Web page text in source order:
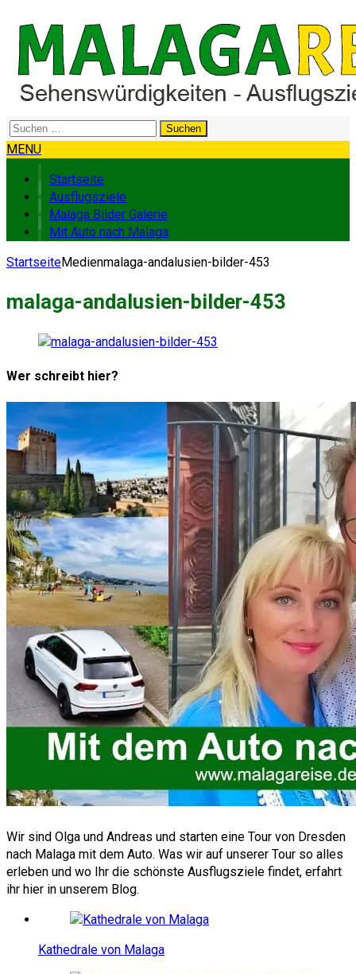
Suchen
nach:
MENU
Startseite
Ausflugsziele
Malaga Bilder Galerie
Mit Auto nach Malaga
StartseiteMedienmalaga-andalusien-bilder-453
malaga-andalusien-bilder-453
Wer schreibt hier?
Wir sind Olga und Andreas und starten eine Tour von Dresden
nach Malaga mit dem Auto. Was wir auf unserer Tour so alles
erleben und wo Ihr die schönste Ausflugsziele findet, erfahrt
ihr hier in unserem Blog.
Kathedrale von Malaga